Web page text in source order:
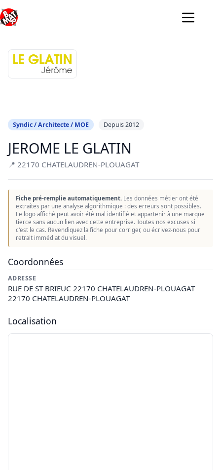
au
contenu
Syndic / Architecte / MOE Depuis 2012
JEROME LE GLATIN
📍 22170 CHATELAUDREN-PLOUAGAT
Fiche pré-remplie automatiquement. Les données métier ont été
extraites par une analyse algorithmique : des erreurs sont possibles.
Le logo affiché peut avoir été mal identifié et appartenir à une marque
tierce sans aucun lien avec cette entreprise. Toutes nos excuses si
c'est le cas. Revendiquez la fiche pour corriger, ou écrivez-nous pour
retrait immédiat du visuel.
Coordonnées
ADRESSE
RUE DE ST BRIEUC 22170 CHATELAUDREN-PLOUAGAT
22170 CHATELAUDREN-PLOUAGAT
Localisation